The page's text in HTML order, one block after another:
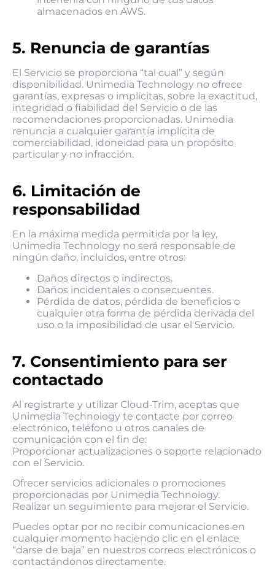
almacenados en AWS.
5. Renuncia de garantías
El Servicio se proporciona “tal cual” y según
disponibilidad. Unimedia Technology no ofrece
garantías, expresas o implícitas, sobre la exactitud,
integridad o fiabilidad del Servicio o de las
recomendaciones proporcionadas. Unimedia
renuncia a cualquier garantía implícita de
comerciabilidad, idoneidad para un propósito
particular y no infracción.
6. Limitación de
responsabilidad
En la máxima medida permitida por la ley,
Unimedia Technology no será responsable de
ningún daño, incluidos, entre otros:
Daños directos o indirectos.
Daños incidentales o consecuentes.
Pérdida de datos, pérdida de beneficios o
cualquier otra forma de pérdida derivada del
uso o la imposibilidad de usar el Servicio.
7. Consentimiento para ser
contactado
Al registrarte y utilizar Cloud-Trim, aceptas que
Unimedia Technology te contacte por correo
electrónico, teléfono u otros canales de
comunicación con el fin de:
Proporcionar actualizaciones o soporte relacionado
con el Servicio.
Ofrecer servicios adicionales o promociones
proporcionadas por Unimedia Technology.
Realizar un seguimiento para mejorar el Servicio.
Puedes optar por no recibir comunicaciones en
cualquier momento haciendo clic en el enlace
“darse de baja” en nuestros correos electrónicos o
contactándonos directamente.